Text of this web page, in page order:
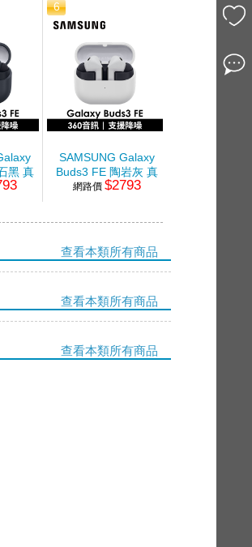
黑 真
機
6
SAMSUNG Galaxy
Buds3 FE 陶岩灰 真
無線藍牙耳機
網路價 $2793
查看本類所有商品
查看本類所有商品
查看本類所有商品